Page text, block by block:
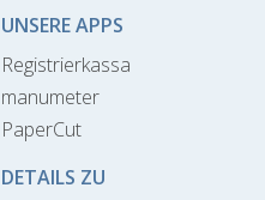
UNSERE APPS
Registrierkassa
manumeter
PaperCut
DETAILS ZU